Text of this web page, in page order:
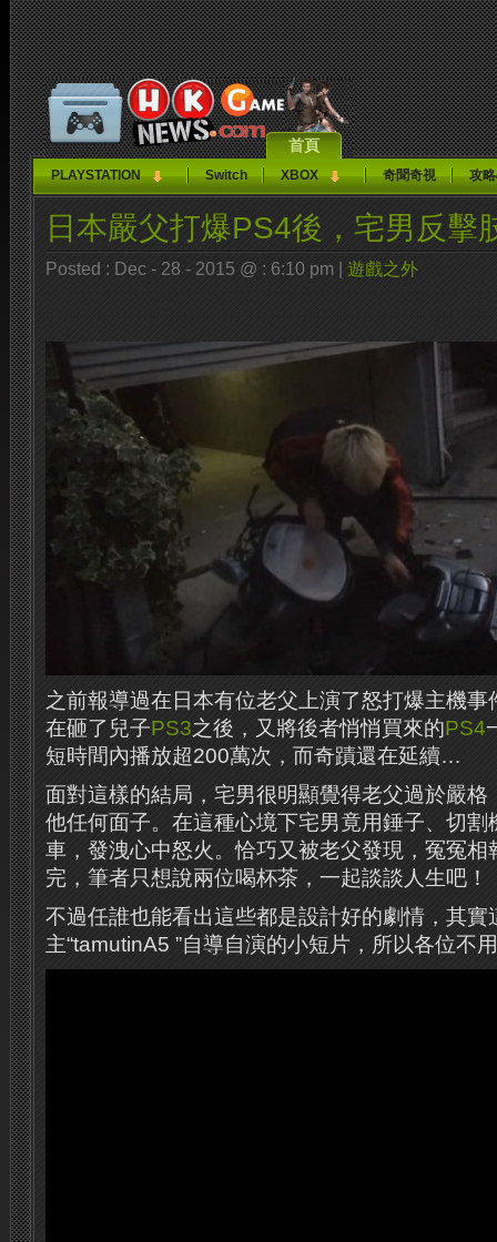
首頁
PLAYSTATION Switch XBOX 奇聞奇視 攻
日本嚴父打爆PS4後，宅男反擊
Posted : Dec - 28 - 2015 @ : 6:10 pm | 遊戲之外
之前報導過在日本有位老父上演了怒打爆主機
在砸了兒子PS3之後，又將後者悄悄買來的PS4
短時間內播放超200萬次，而奇蹟還在延續…
面對這樣的結局，宅男很明顯覺得老父過於嚴格
他任何面子。在這種心境下宅男竟用錘子、切割
車，發洩心中怒火。恰巧又被老父發現，冤冤相
完，筆者只想說兩位喝杯茶，一起談談人生吧！
不過任誰也能看出這些都是設計好的劇情，其實
主“tamutinA5 ”自導自演的小短片，所以各位不